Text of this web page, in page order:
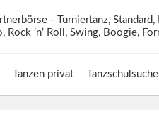
Tanzen privat Tanzschulsuche